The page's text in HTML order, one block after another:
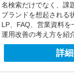
名検索だけでなく、課
ブランドを想起される
LP、FAQ、営業資料を
運用改善の考え方を紹
詳